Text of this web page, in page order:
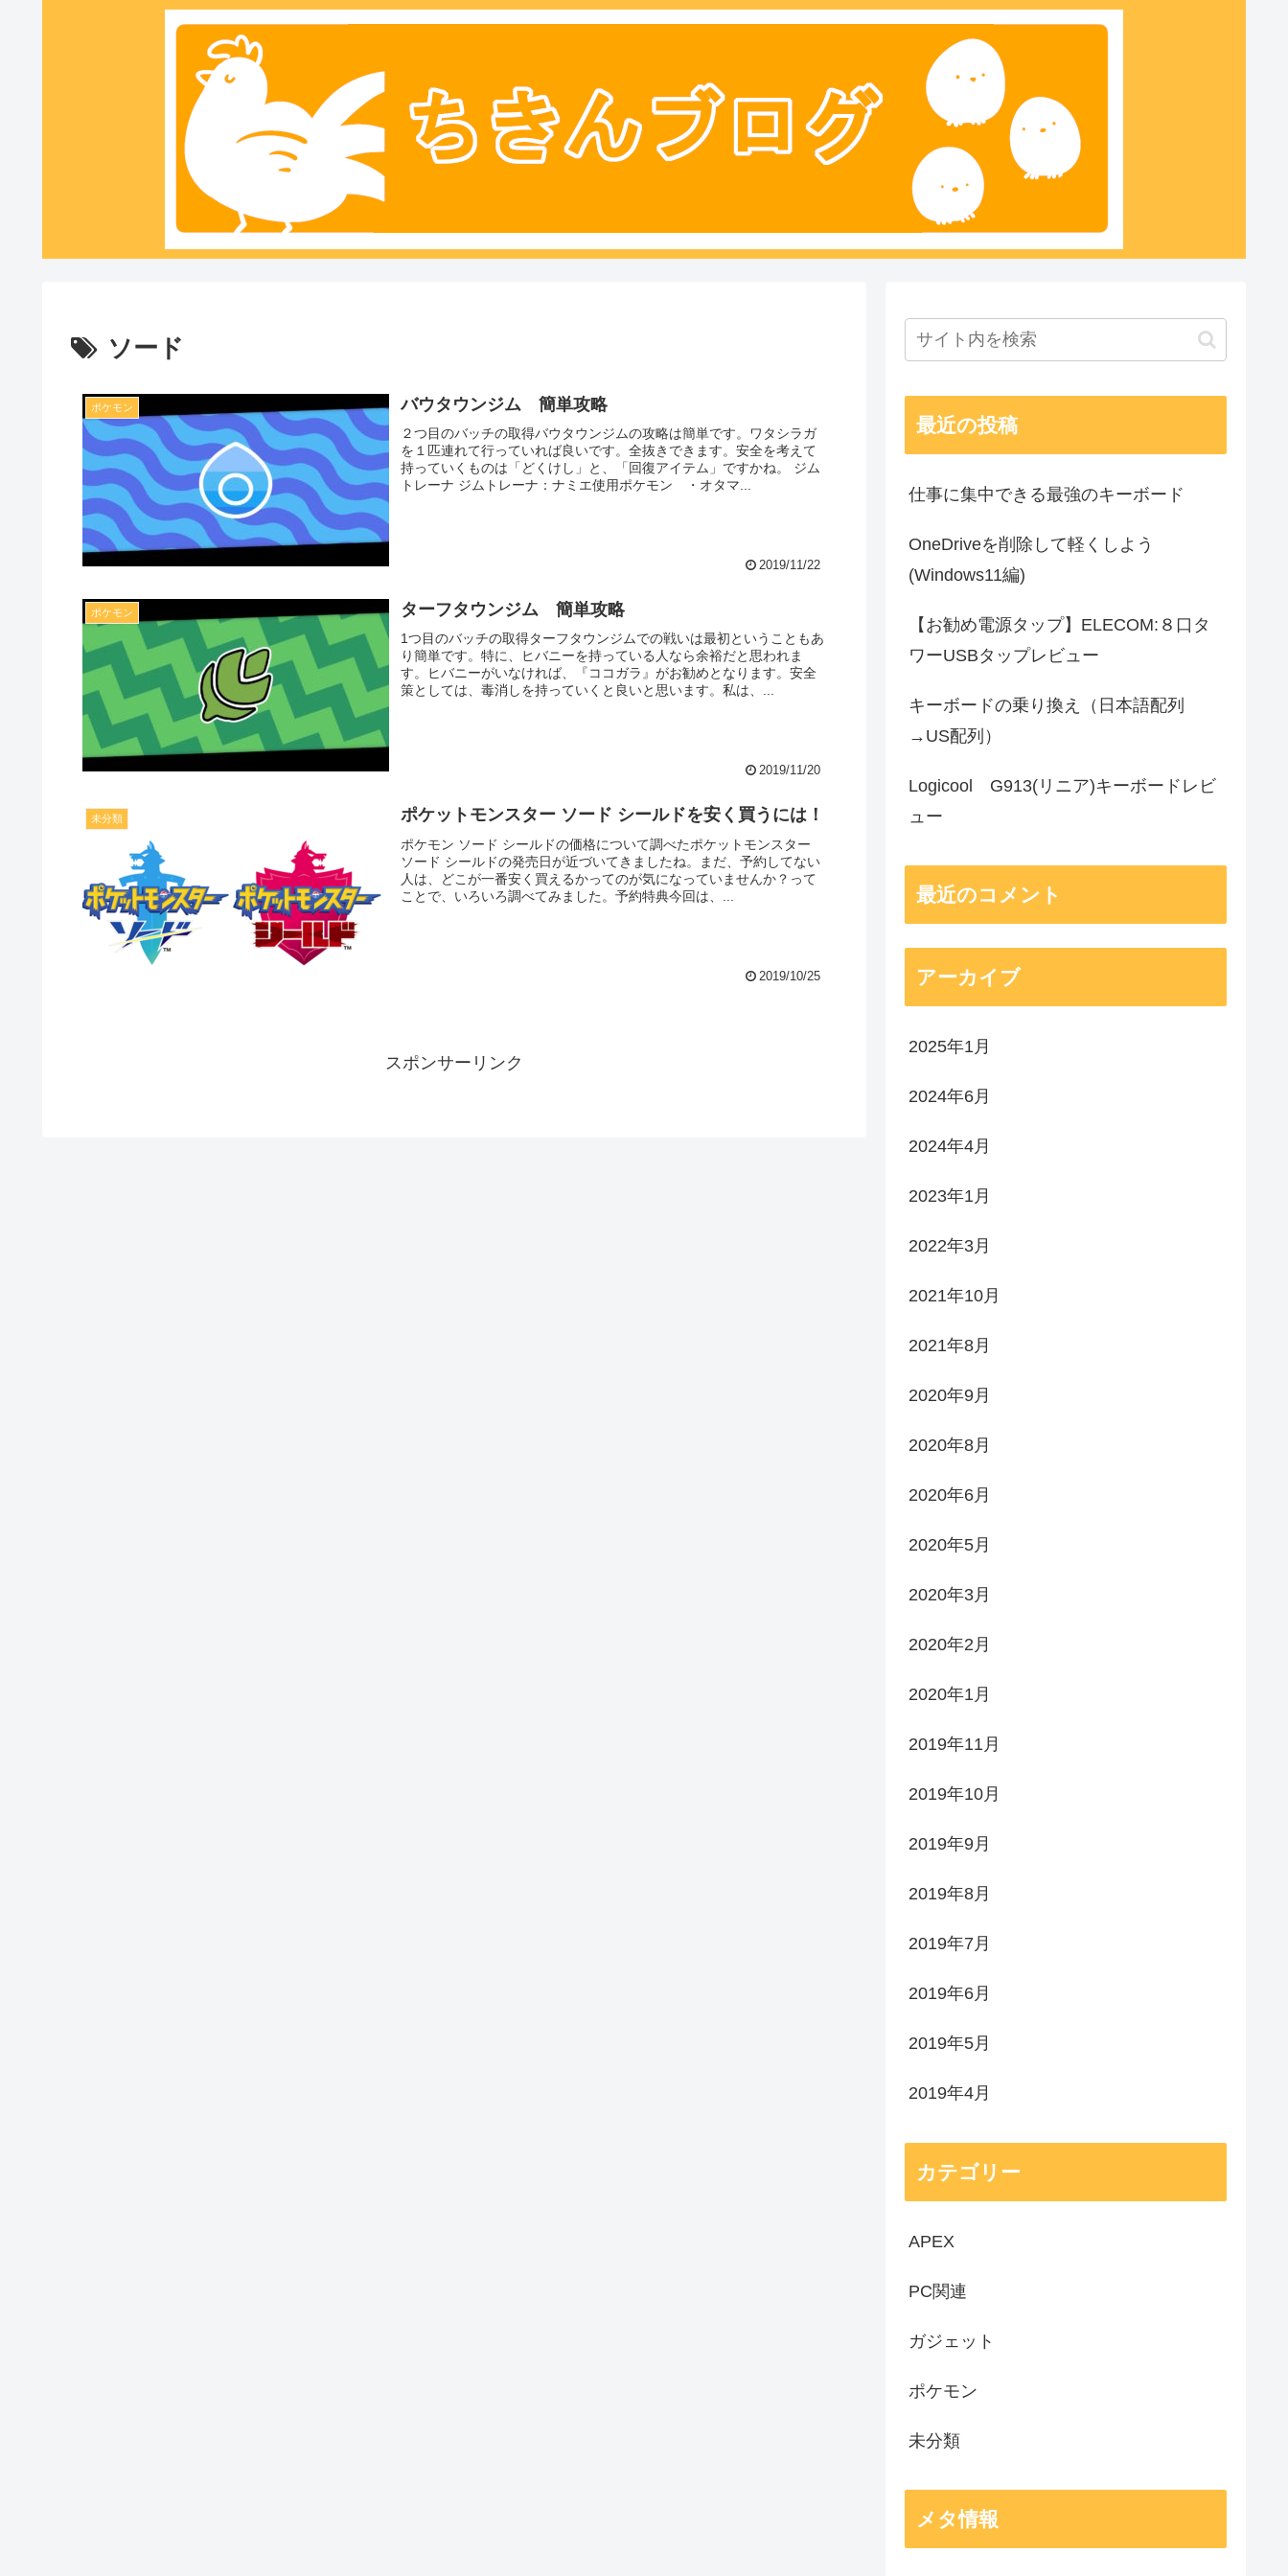
ソード
ポケモン バウタウンジム 簡単攻略
２つ目のバッチの取得バウタウンジムの攻略は簡単です。ワタシラガ
を１匹連れて行っていれば良いです。全抜きできます。安全を考えて
持っていくものは「どくけし」と、「回復アイテム」ですかね。 ジム
トレーナ ジムトレーナ：ナミエ使用ポケモン ・オタマ...
2019/11/22
ポケモン ターフタウンジム 簡単攻略
1つ目のバッチの取得ターフタウンジムでの戦いは最初ということもあ
り簡単です。特に、ヒバニーを持っている人なら余裕だと思われま
す。ヒバニーがいなければ、『ココガラ』がお勧めとなります。安全
策としては、毒消しを持っていくと良いと思います。私は、...
2019/11/20
未分類 ポケットモンスター ソード シールドを安く買うには！
ポケモン ソード シールドの価格について調べたポケットモンスター
ソード シールドの発売日が近づいてきましたね。まだ、予約してない
人は、どこが一番安く買えるかってのが気になっていませんか？って
ことで、いろいろ調べてみました。予約特典今回は、...
2019/10/25
スポンサーリンク
最近の投稿
仕事に集中できる最強のキーボード
OneDriveを削除して軽くしよう
(Windows11編)
【お勧め電源タップ】ELECOM:８口タ
ワーUSBタップレビュー
キーボードの乗り換え（日本語配列
→US配列）
Logicool G913(リニア)キーボードレビ
ュー
最近のコメント
アーカイブ
2025年1月
2024年6月
2024年4月
2023年1月
2022年3月
2021年10月
2021年8月
2020年9月
2020年8月
2020年6月
2020年5月
2020年3月
2020年2月
2020年1月
2019年11月
2019年10月
2019年9月
2019年8月
2019年7月
2019年6月
2019年5月
2019年4月
カテゴリー
APEX
PC関連
ガジェット
ポケモン
未分類
メタ情報